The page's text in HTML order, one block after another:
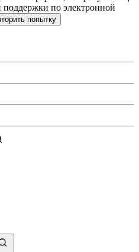
поддержки по электронной
попытку